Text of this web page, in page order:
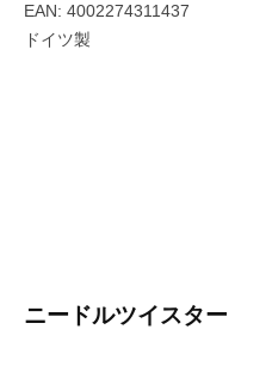
EAN: 4002274311437
ドイツ製
ニードルツイスター